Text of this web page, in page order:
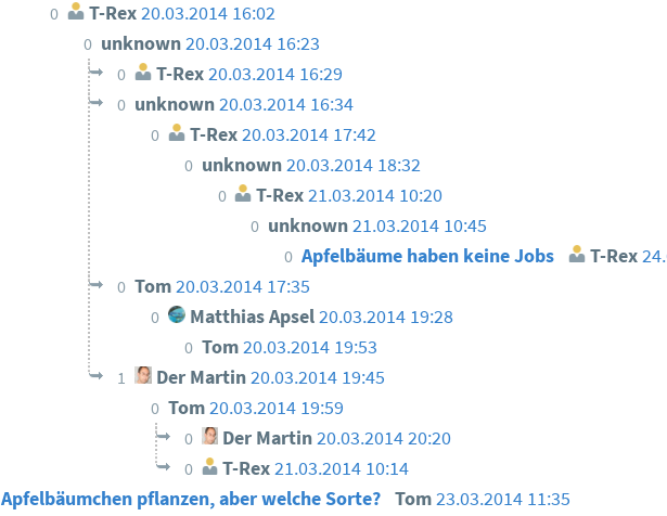
0 T-Rex20.03.2014 16:02
0 unknown20.03.2014 16:23
0 T-Rex20.03.2014 16:29
0 unknown20.03.2014 16:34
0 T-Rex20.03.2014 17:42
0 unknown20.03.2014 18:32
0 T-Rex21.03.2014 10:20
0 unknown21.03.2014 10:45
0 Apfelbäume haben keine Jobs T-Rex
0 Tom20.03.2014 17:35
0 Matthias Apsel20.03.2014 19:28
0 Tom20.03.2014 19:53
1 Der Martin20.03.2014 19:45
0 Tom20.03.2014 19:59
0 Der Martin 20.03.2014 20:20
0 T-Rex 21.03.2014 10:14
Apfelbäumchen pflanzen, aber welche Sorte? Tom23.03.2014 11:35